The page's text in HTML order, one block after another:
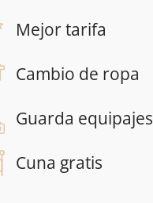
Mejor tarifa
Cambio de ropa
Guarda equipajes
Cuna gratis